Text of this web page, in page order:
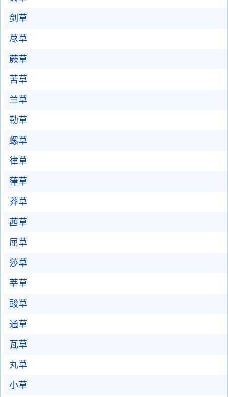
剑草
荩草
蕨草
苦草
兰草
勒草
螺草
律草
葎草
莽草
茜草
屈草
莎草
莘草
酸草
通草
瓦草
丸草
小草